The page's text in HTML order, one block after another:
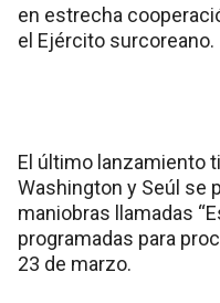
en estrecha
el Ejército surcoreano.
El último lanzamiento
Washington y Seúl se
maniobras llamadas
programadas para
23 de marzo.